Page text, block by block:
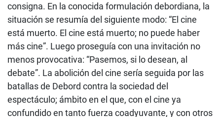
consigna. En la conocida formulación debordiana, la
situación se resumía del siguiente modo: “El cine
está muerto. El cine está muerto; no puede haber
más cine”. Luego proseguía con una invitación no
menos provocativa: “Pasemos, si lo desean, al
debate”. La abolición del cine sería seguida por las
batallas de Debord contra la sociedad del
espectáculo; ámbito en el que, con el cine ya
confundido en tanto fuerza coadyuvante, y con otros